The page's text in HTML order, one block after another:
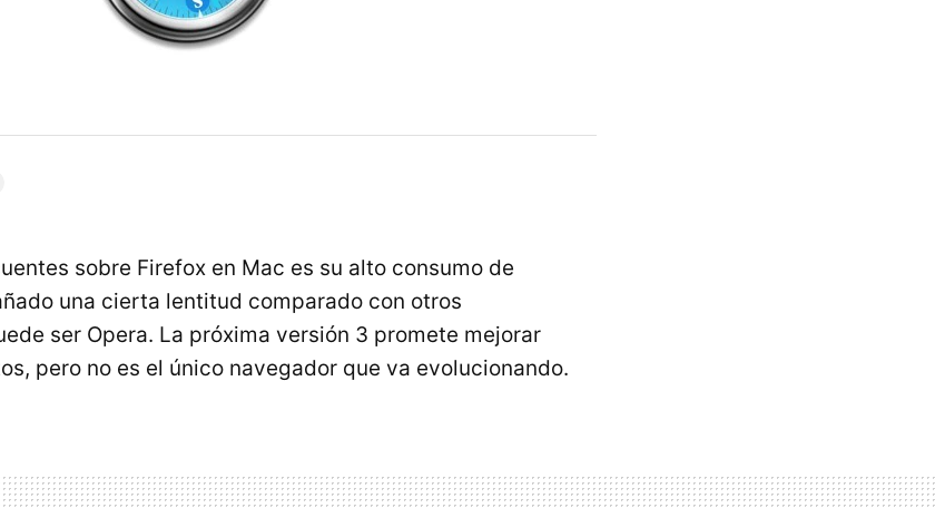
sobre Firefox en Mac es su alto consumo de
una cierta lentitud comparado con otros
ser Opera. La próxima versión 3 promete mejorar
pero no es el único navegador que va evolucionando.